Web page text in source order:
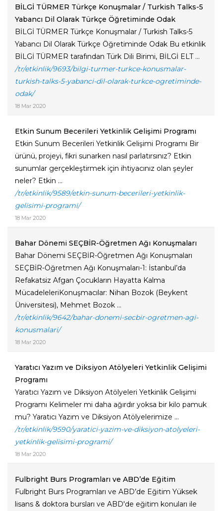
BİLGİ TÜRMER Türkçe Konuşmalar / Turkish Talks-5
Yabancı Dil Olarak Türkçe Öğretiminde Odak
BİLGİ TÜRMER Türkçe Konuşmalar / Turkish Talks-5
Yabancı Dil Olarak Türkçe Öğretiminde Odak Bu etkinlik
BİLGİ TÜRMER tarafından Türk Dili Birimi, BİLGİ ELT ...
/tr/etkinlik/9693/bilgi-turmer-turkce-konusmalar-
turkish-talks-5-yabanci-dil-olarak-turkce-ogretiminde-
odak/
18 Mar 2020
Etkin Sunum Becerileri Yetkinlik Gelişimi Programı
Etkin Sunum Becerileri Yetkinlik Gelişimi Programı Bir
ürünü, projeyi, fikri sunarken nasıl parlatırsınız? Etkin
sunumlar gerçekleştirmek için ihtiyacınız olan şeyler
neler? Etkin ...
/tr/etkinlik/9589/etkin-sunum-becerileri-yetkinlik-
gelisimi-programi/
18 Mar 2020
Bahar Dönemi SEÇBİR-Öğretmen Ağı Konuşmaları
Bahar Dönemi SEÇBİR-Öğretmen Ağı Konuşmaları
SEÇBİR-Öğretmen Ağı Konuşmaları-1: İstanbul’da
Refakatsiz Afgan Çocukların Hayatta Kalma
MücadeleleriKonuşmacılar: Nihan Bozok (Beykent
Üniversitesi), Mehmet Bozok ...
/tr/etkinlik/9642/bahar-donemi-secbir-ogretmen-agi-
konusmalari/
18 Mar 2020
Yaratıcı Yazım ve Diksiyon Atölyeleri Yetkinlik Gelişimi
Programı
Yaratıcı Yazım ve Diksiyon Atölyeleri Yetkinlik Gelişimi
Programı Kelimeler mi daha ağırdır yoksa bir kilo pamuk
mu? Yaratıcı Yazım ve Diksiyon Atölyelerimize ...
/tr/etkinlik/9590/yaratici-yazim-ve-diksiyon-atolyeleri-
yetkinlik-gelisimi-programi/
18 Mar 2020
Fulbright Burs Programları ve ABD’de Eğitim
Fulbright Burs Programları ve ABD’de Eğitim Yüksek
lisans & doktora bursları ve ABD'de eğitim konuları ile